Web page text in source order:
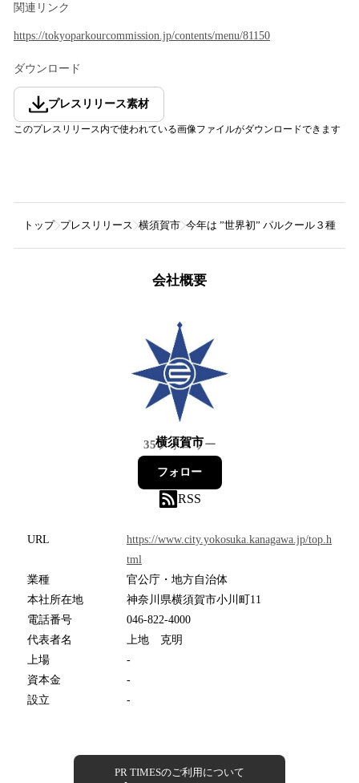
関連リンク
https://tokyoparkourcommission.jp/contents/menu/81150
ダウンロード
プレスリリース素材
このプレスリリース内で使われている画像ファイルがダウンロードできます
トップ プレスリリース 横須賀市 今年は ”世界初” パルクール３種目同
会社概要
横須賀市
35フォロワー
フォロー
RSS
URL
https://www.city.yokosuka.kanagawa.jp/top.h
tml
業種
官公庁・地方自治体
本社所在地
神奈川県横須賀市小川町11
電話番号
046-822-4000
代表者名
上地 克明
上場
-
資本金
-
設立
-
PR TIMESのご利用について